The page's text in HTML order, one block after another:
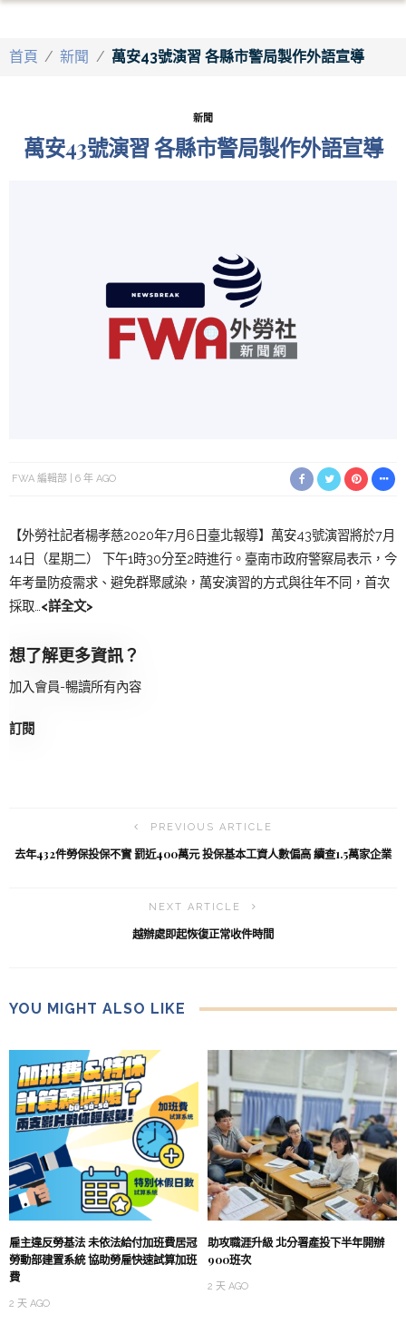
首頁 / 新聞 / 萬安43號演習 各縣市警局製作外語宣導
新聞
萬安43號演習 各縣市警局製作外語宣導
FWA 編輯部 6 年 AGO
【外勞社記者楊孝慈2020年7月6日臺北報導】萬安43號演習將於7月
14日（星期二） 下午1時30分至2時進行。臺南市政府警察局表示，今
年考量防疫需求、避免群聚感染，萬安演習的方式與往年不同，首次
採取…<詳全文>
想了解更多資訊？
加入會員-暢讀所有內容
訂閱
PREVIOUS ARTICLE
去年432件勞保投保不實 罰近400萬元 投保基本工資人數偏高 續查1.5萬家企業
NEXT ARTICLE
越辦處即起恢復正常收件時間
YOU MIGHT ALSO LIKE
雇主違反勞基法 未依法給付加班費居冠
勞動部建置系統 協助勞雇快速試算加班
費
2 天 AGO
助攻職涯升級 北分署產投下半年開辦
900班次
2 天 AGO